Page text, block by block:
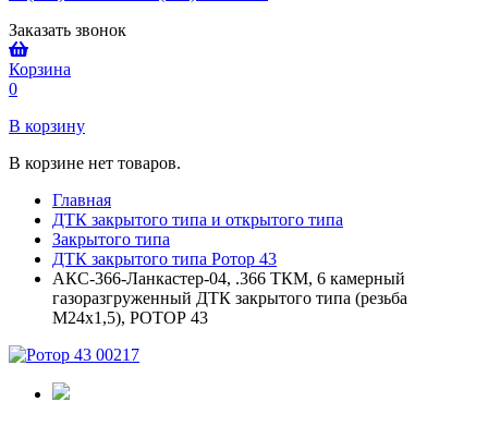
Заказать звонок
Корзина
0
В корзину
В корзине нет товаров.
Главная
ДТК закрытого типа и открытого типа
Закрытого типа
ДТК закрытого типа Ротор 43
АКС-366-Ланкастер-04, .366 ТКМ, 6 камерный
газоразгруженный ДТК закрытого типа (резьба
М24х1,5), РОТОР 43